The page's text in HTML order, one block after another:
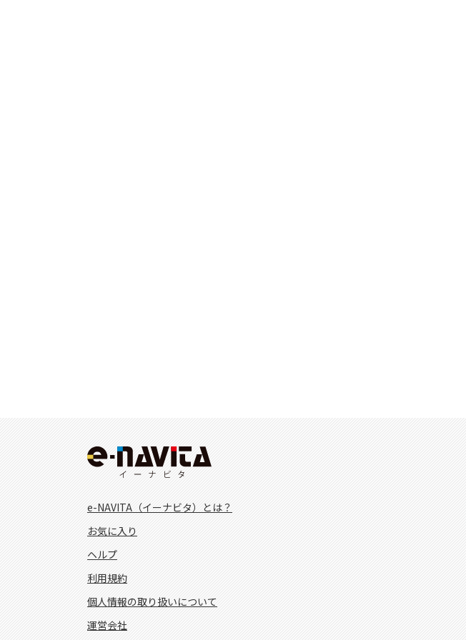
e-NAVITA（イーナビタ）とは？
お気に入り
ヘルプ
利用規約
個人情報の取り扱いについて
運営会社